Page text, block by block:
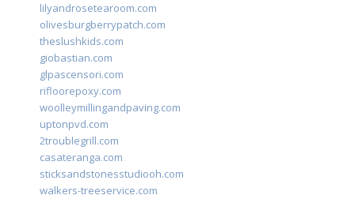
lilyandrosetearoom.com
olivesburgberrypatch.com
theslushkids.com
giobastian.com
glpascensori.com
rifloorepoxy.com
woolleymillingandpaving.com
uptonpvd.com
2troublegrill.com
casateranga.com
sticksandstonesstudiooh.com
walkers-treeservice.com